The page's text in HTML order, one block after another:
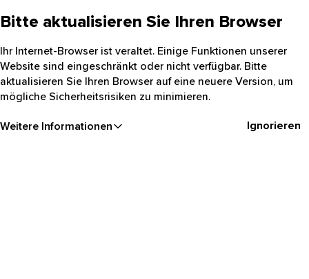
Bitte aktualisieren Sie Ihren Browser
Ihr Internet-Browser ist veraltet. Einige Funktionen unserer
Website sind eingeschränkt oder nicht verfügbar. Bitte
aktualisieren Sie Ihren Browser auf eine neuere Version, um
mögliche Sicherheitsrisiken zu minimieren.
Weitere Informationen Ignorieren